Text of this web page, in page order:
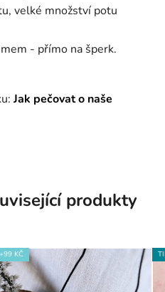
velké množství potu
- přímo na šperk.
Jak pečovat o naše
produkty
KČ